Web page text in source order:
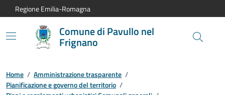
Vai al contenuto principale
Vai alla navigazione del sito
Vai al piede di pagina
Regione Emilia-Romagna
Comune di Pavullo nel
Frignano
Home / Amministrazione trasparente /
Pianificazione e governo del territorio /